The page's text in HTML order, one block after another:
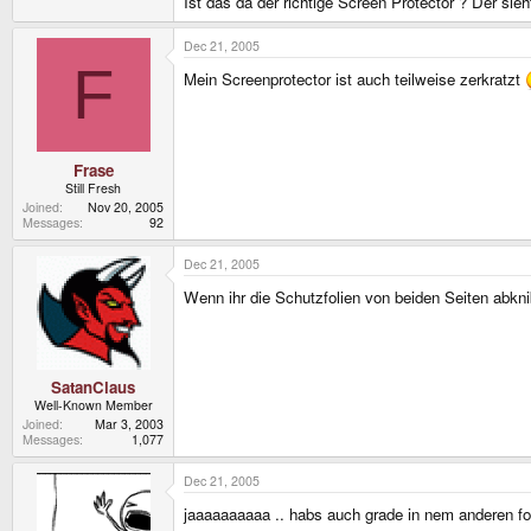
F
Frase
Still Fresh
Joined
Nov 20, 2005
Messages
92
Dec 21, 2005
Mein Screenprotector ist auch teilweise zerkratzt
SatanClaus
Well-Known Member
Joined
Mar 3, 2003
Messages
1,077
Dec 21, 2005
Wenn ihr die Schutzfolien von beiden Seiten
Dec 21, 2005
jaaaaaaaaaa .. habs auch grade in nem anderen